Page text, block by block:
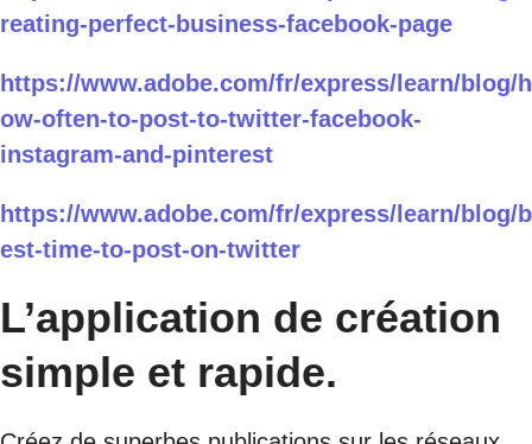
reating-perfect-business-facebook-page
https://www.adobe.com/fr/express/learn/blog/h
ow-often-to-post-to-twitter-facebook-
instagram-and-pinterest
https://www.adobe.com/fr/express/learn/blog/b
est-time-to-post-on-twitter
L’application de création
simple et rapide.